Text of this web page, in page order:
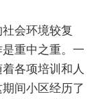
会环境较复
重中之重。一
各项培训和人
间小区经历了